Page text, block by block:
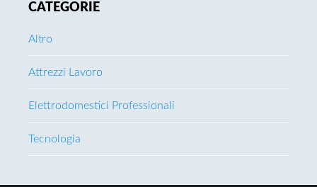
Sidebar
CATEGORIE
Altro
Attrezzi Lavoro
Elettrodomestici Professionali
Tecnologia